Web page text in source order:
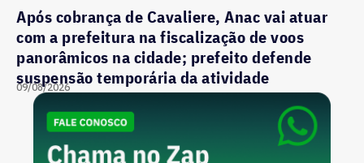
Após cobrança de Cavaliere, Anac vai atuar
com a prefeitura na fiscalização de voos
panorâmicos na cidade; prefeito defende
suspensão temporária da atividade
09/08/2026